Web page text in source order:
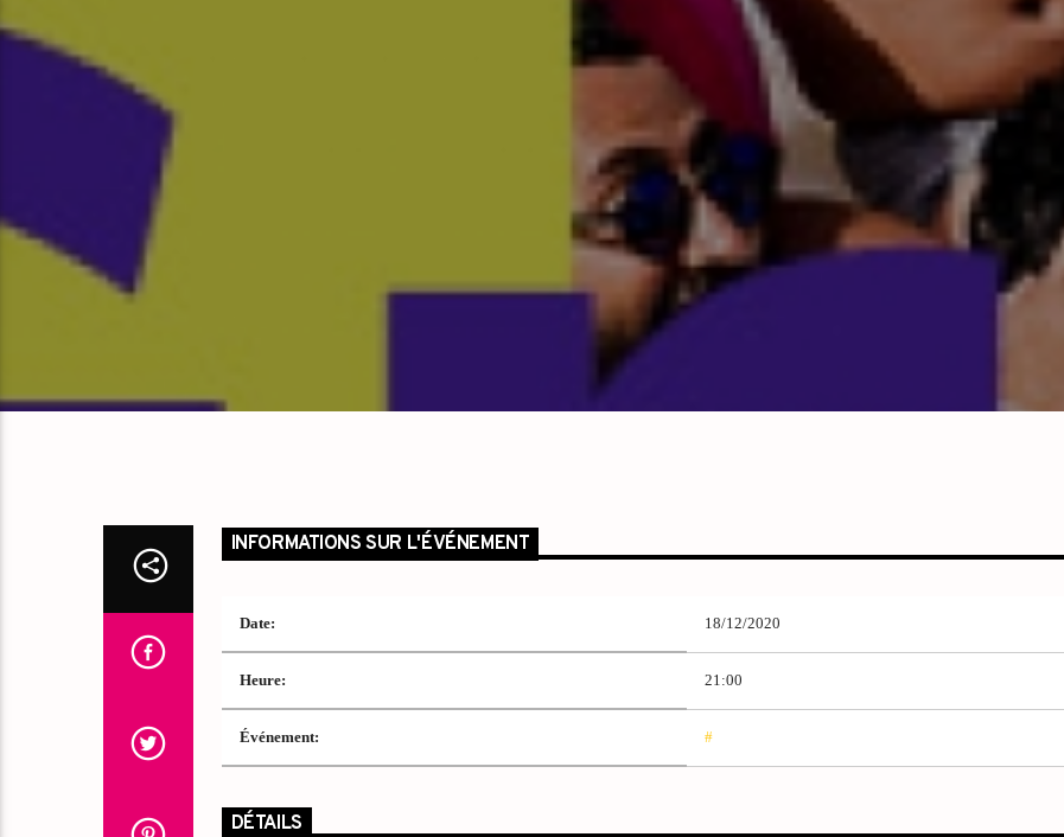
INFORMATIONS SUR L'ÉVÉNEMENT
Date: 18/12/2020
Heure: 21:00
Événement: #
DÉTAILS